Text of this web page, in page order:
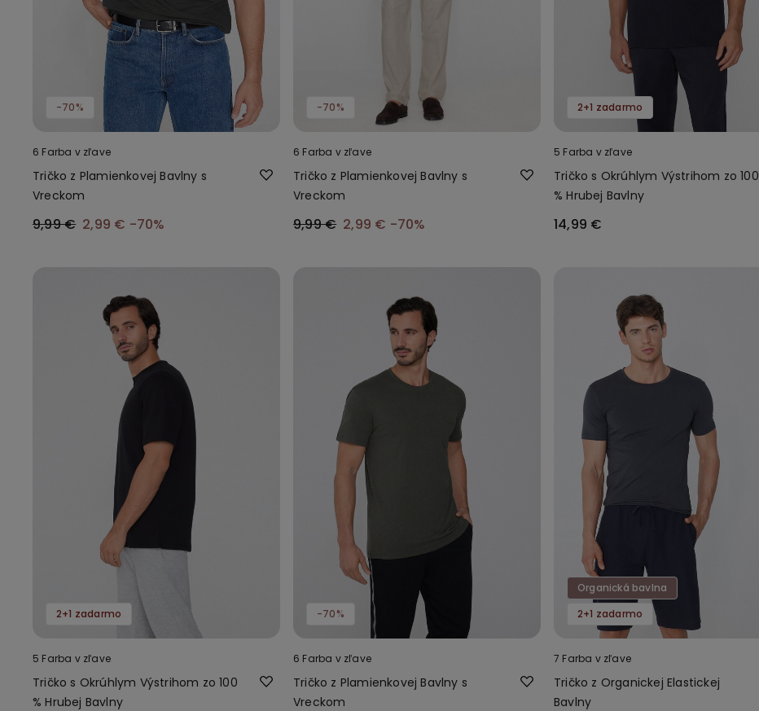
-70%
6 Farba v zľave
Tričko z Plamienkovej Bavlny s
Vreckom
9,99 € 2,99 € -70%
-70%
6 Farba v zľave
Tričko z Plamienkovej Bavlny s
Vreckom
9,99 € 2,99 € -70%
2+1 zadarmo
5 Farba v zľave
Tričko s Okrúhlym Výstrihom zo 100
% Hrubej Bavlny
14,99 €
2+1 zadarmo
5 Farba v zľave
Tričko s Okrúhlym Výstrihom zo 100
% Hrubej Bavlny
-70%
6 Farba v zľave
Tričko z Plamienkovej Bavlny s
Vreckom
Organická bavlna
2+1 zadarmo
7 Farba v zľave
Tričko z Organickej Elastickej
Bavlny